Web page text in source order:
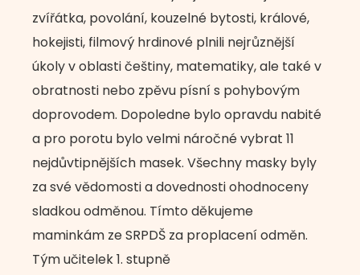
zvířátka, povolání, kouzelné bytosti, králové,
hokejisti, filmový hrdinové plnili nejrůznější
úkoly v oblasti češtiny, matematiky, ale také v
obratnosti nebo zpěvu písní s pohybovým
doprovodem. Dopoledne bylo opravdu nabité
a pro porotu bylo velmi náročné vybrat 11
nejdůvtipnějších masek. Všechny masky byly
za své vědomosti a dovednosti ohodnoceny
sladkou odměnou. Tímto děkujeme
maminkám ze SRPDŠ za proplacení odměn.
Tým učitelek 1. stupně